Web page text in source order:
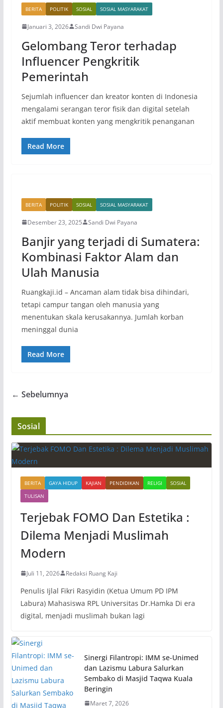
BERITA POLITIK SOSIAL SOSIAL MASYARAKAT
Januari 3, 2026 Sandi Dwi Payana
Gelombang Teror terhadap
Influencer Pengkritik
Pemerintah
Sejumlah influencer dan kreator konten di Indonesia
mengalami serangan teror fisik dan digital setelah
aktif membuat konten yang mengkritik penanganan
Read More
BERITA POLITIK SOSIAL SOSIAL MASYARAKAT
Desember 23, 2025 Sandi Dwi Payana
Banjir yang terjadi di Sumatera:
Kombinasi Faktor Alam dan
Ulah Manusia
Ruangkaji.id – Ancaman alam tidak bisa dihindari,
tetapi campur tangan oleh manusia yang
menentukan skala kerusakannya. Jumlah korban
meninggal dunia
Read More
← Sebelumnya
Sosial
BERITA GAYA HIDUP KAJIAN PENDIDIKAN RELIGI
SOSIAL
TULISAN
Terjebak FOMO Dan Estetika :
Dilema Menjadi Muslimah
Modern
Juli 11, 2026 Redaksi Ruang Kaji
Penulis Ijlal Fikri Rasyidin (Ketua Umum PD IPM
Labura) Mahasiswa RPL Universitas Dr.Hamka Di era
digital, menjadi muslimah bukan lagi
Sinergi Filantropi: IMM se-Unimed
dan Lazismu Labura Salurkan
Sembako di Masjid Taqwa Kuala
Beringin
Maret 7, 2026